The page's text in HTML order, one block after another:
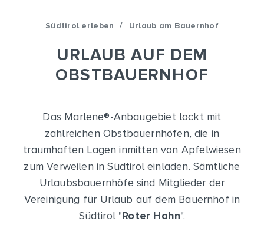
Südtirol erleben / Urlaub am Bauernhof
URLAUB AUF DEM
OBSTBAUERNHOF
Das Marlene®-Anbaugebiet lockt mit
zahlreichen Obstbauernhöfen, die in
traumhaften Lagen inmitten von Apfelwiesen
zum Verweilen in Südtirol einladen. Sämtliche
Urlaubsbauernhöfe sind Mitglieder der
Vereinigung für Urlaub auf dem Bauernhof in
Südtirol "Roter Hahn".